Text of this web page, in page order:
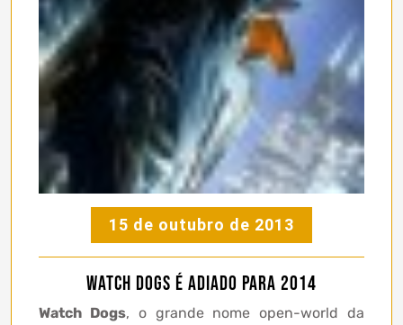
15 de outubro de 2013
Watch Dogs é adiado para 2014
Watch Dogs, o grande nome open-world da